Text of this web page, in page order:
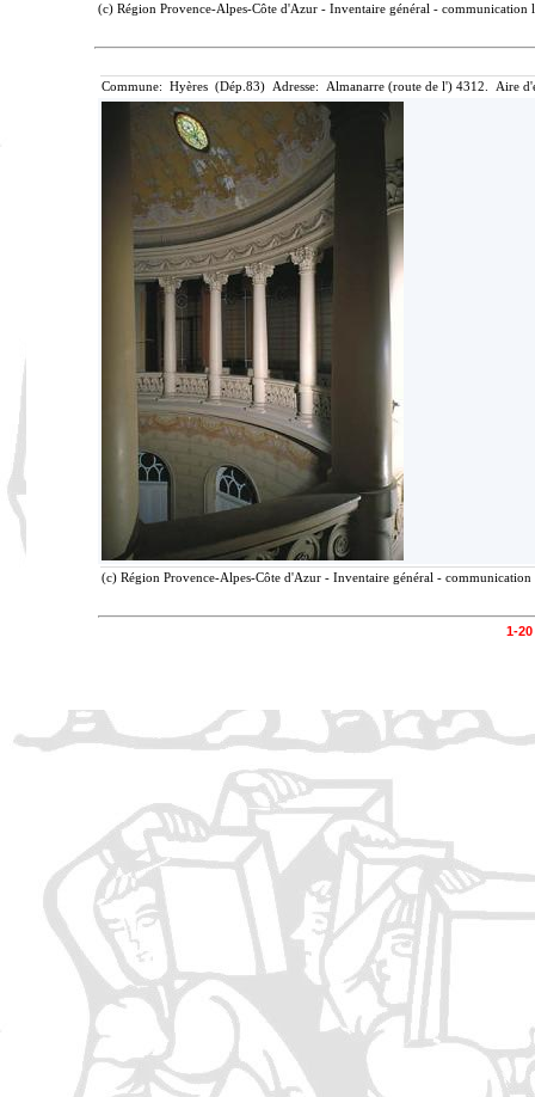
(c) Région Provence-Alpes-Côte d'Azur - Inventaire général - communication
Commune: Hyères (Dép.83) Adresse: Almanarre (route de l') 4312. Aire
(c) Région Provence-Alpes-Côte d'Azur - Inventaire général -
1-20